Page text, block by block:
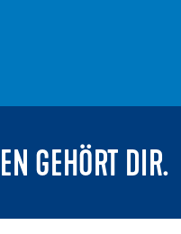
GEHÖRT DIR.